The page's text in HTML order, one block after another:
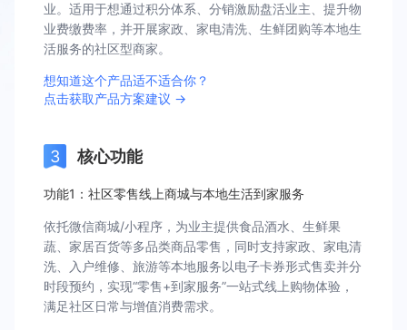
业。适用于想通过积分体系、分销激励盘活业主、提升物
业费缴费率，并开展家政、家电清洗、生鲜团购等本地生
活服务的社区型商家。
想知道这个产品适不适合你？
点击获取产品方案建议 →
核心功能
功能1：社区零售线上商城与本地生活到家服务
依托微信商城/小程序，为业主提供食品酒水、生鲜果
蔬、家居百货等多品类商品零售，同时支持家政、家电清
洗、入户维修、旅游等本地服务以电子卡券形式售卖并分
时段预约，实现“零售+到家服务”一站式线上购物体验，
满足社区日常与增值消费需求。